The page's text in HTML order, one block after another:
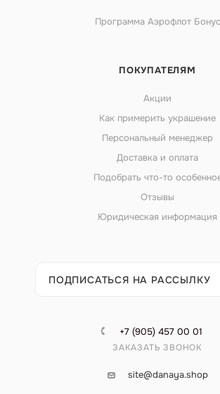
Программа Аэрофлот Бонус
ПОКУПАТЕЛЯМ
Акции
Как примерить украшение
Персональный менеджер
Доставка и оплата
Подобрать что-то
Отзывы
Юридическая информация
ПОДПИСАТЬСЯ НА РАССЫЛКУ
+7 (905) 457 00 01
ЗАКАЗАТЬ ЗВОНОК
site@danaya.shop